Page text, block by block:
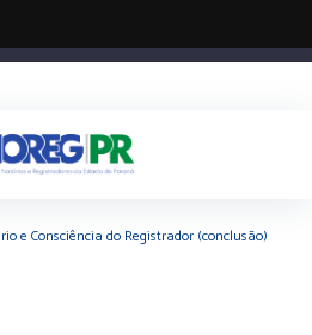
e Consciência do Registrador (conclusão)